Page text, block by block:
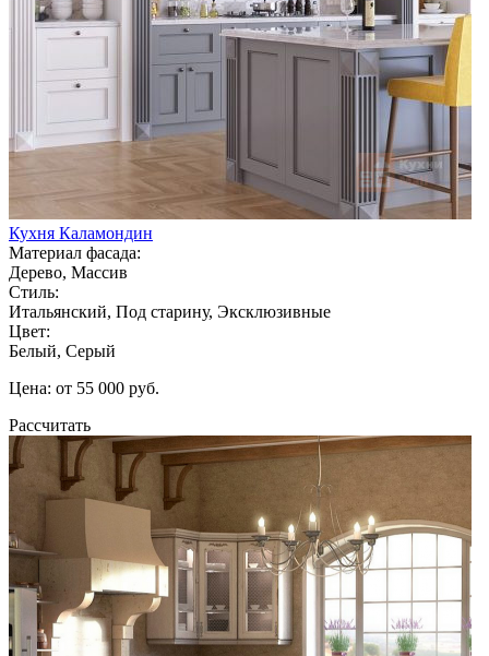
Кухня Каламондин
Материал фасада:
Дерево, Массив
Стиль:
Итальянский, Под старину, Эксклюзивные
Цвет:
Белый, Серый
Цена: от 55 000 руб.
Рассчитать